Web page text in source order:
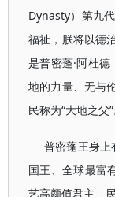
Dynasty）第九
福祉，朕将以德
是普密蓬·阿杜
地的力量、无与
民称为“大地之父”
普密蓬王身上
国王、全球最富
艺高颜值君主、